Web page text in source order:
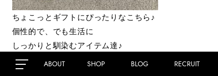
ABOUT SHOP BLOG RECRUIT
ちょこっとギフトにぴったりなこちら♪
個性的で、でも生活に
しっかりと馴染むアイテム達♪
いつもと違うギフトに